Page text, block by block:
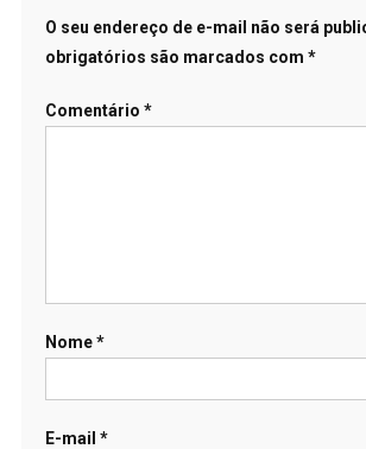
O seu endereço de e-mail não será
obrigatórios são marcados com *
Comentário *
Nome*
E-mail *